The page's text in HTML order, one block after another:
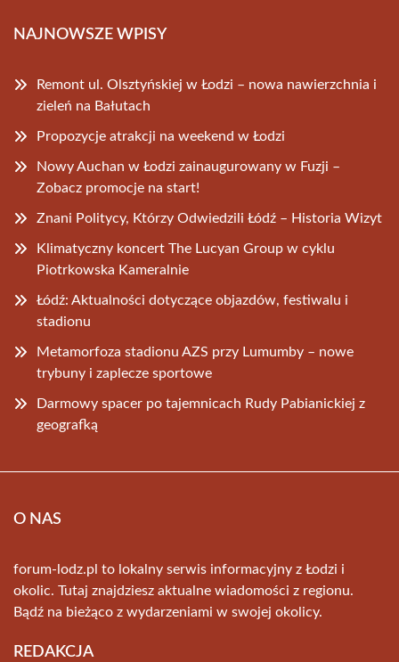
NAJNOWSZE WPISY
Remont ul. Olsztyńskiej w Łodzi – nowa nawierzchnia i
zieleń na Bałutach
Propozycje atrakcji na weekend w Łodzi
Nowy Auchan w Łodzi zainaugurowany w Fuzji –
Zobacz promocje na start!
Znani Politycy, Którzy Odwiedzili Łódź – Historia Wizyt
Klimatyczny koncert The Lucyan Group w cyklu
Piotrkowska Kameralnie
Łódź: Aktualności dotyczące objazdów, festiwalu i
stadionu
Metamorfoza stadionu AZS przy Lumumby – nowe
trybuny i zaplecze sportowe
Darmowy spacer po tajemnicach Rudy Pabianickiej z
geografką
O NAS
forum-lodz.pl to lokalny serwis informacyjny z Łodzi i
okolic. Tutaj znajdziesz aktualne wiadomości z regionu.
Bądź na bieżąco z wydarzeniami w swojej okolicy.
REDAKCJA